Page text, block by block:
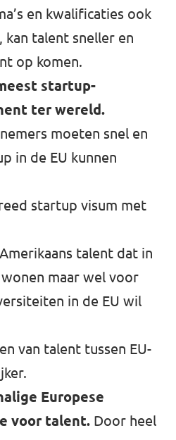
en kwalificaties ook
kan talent sneller en
op komen.
startup-
ter wereld.
moeten snel en
in de EU kunnen
startup visum met
talent dat in
maar wel voor
in de EU wil
van talent tussen EU-
Europese
voor talent. Door heel